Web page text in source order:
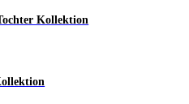
Kollektion